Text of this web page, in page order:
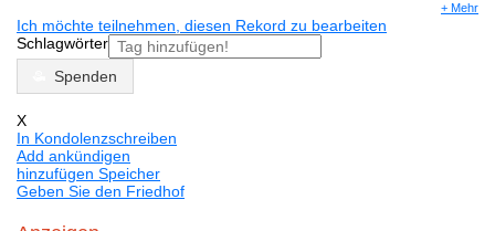
+ Mehr
Ich möchte teilnehmen, diesen Rekord zu bearbeiten
Schlagwörter
Spenden
X
In Kondolenzschreiben
Add ankündigen
hinzufügen Speicher
Geben Sie den Friedhof